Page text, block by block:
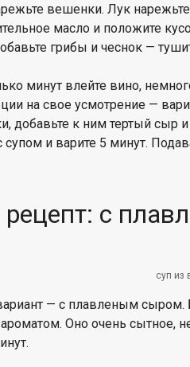
вешенки. Лук
масло и положите
грибы и чеснок —
минут влейте вино,
на свое усмотрение —
добавьте к ним тертый сыр
и варите 5 минут.
рецепт: с
суп из
— с плавленым
Оно очень сытное,